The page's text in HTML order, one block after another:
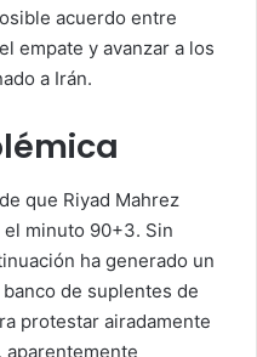
acuerdo entre
empate y avanzar a los
a Irán.
que Riyad Mahrez
minuto 90+3. Sin
ha generado un
de suplentes de
protestar airadamente